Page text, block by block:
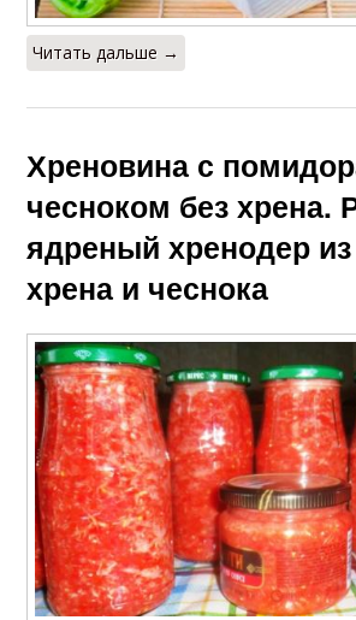
Читать дальше →
Хреновина с
чесноком без хрена.
ядреный хренодер
хрена и чеснока